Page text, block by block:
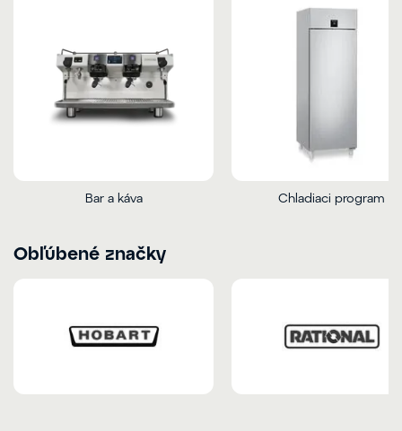
Bar a káva Chladiaci program
Obľúbené značky